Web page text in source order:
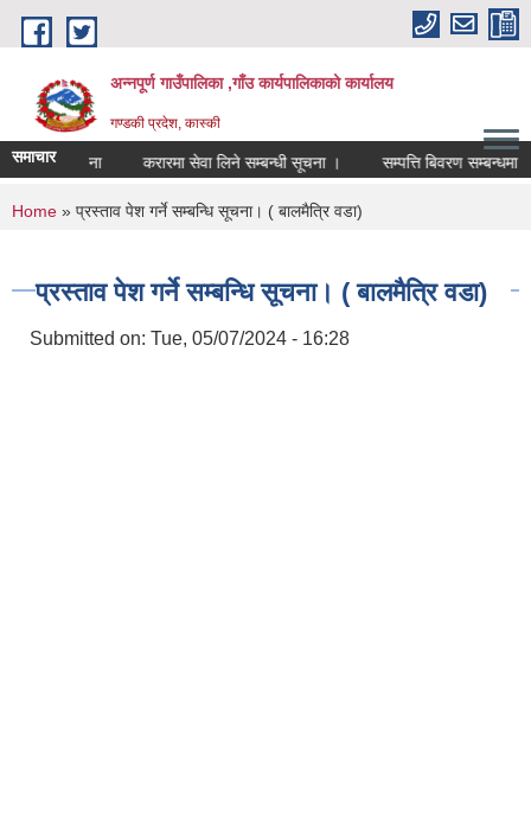
Skip to main content
अन्नपूर्ण गाउँपालिका ,गाँउ कार्यपालिकाको कार्यालय
गण्डकी प्रदेश, कास्की
समाचार
सूचना करारमा सेवा लिने सम्बन्धी सूचना । सम्पत्ति बिवरण सम्बन्धमा
You are here
Home » प्रस्ताव पेश गर्ने सम्बन्धि सूचना। ( बालमैत्रि वडा)
प्रस्ताव पेश गर्ने सम्बन्धि सूचना। ( बालमैत्रि वडा)
Submitted on: Tue, 05/07/2024 - 16:28